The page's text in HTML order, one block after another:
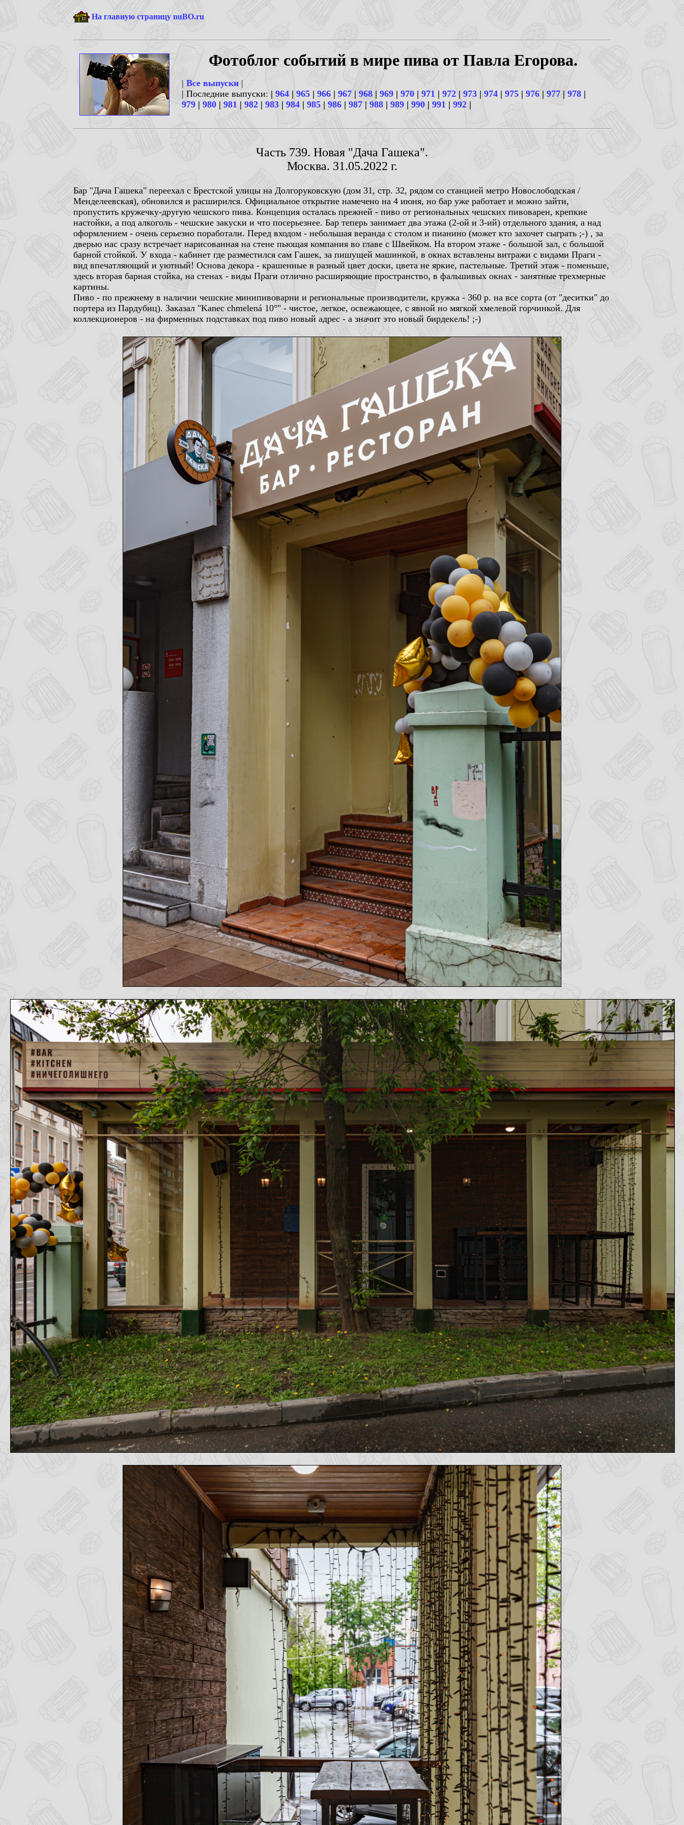
На главную страницу nuBO.ru
Фотоблог событий в мире пива от Павла Егорова.
| Все выпуски |
| Последние выпуски: | 964 | 965 | 966 | 967| 968 | 969 | 970 | 971 | 972 | 973 | 974 | 975 | 976| 977 | 978 |
979 | 980 | 981 | 982 | 983 | 984 | 985 | 986 | 987|988 | 989 | 990 | 991 | 992 |
Часть 739. Новая "Дача Гашека".
Москва. 31.05.2022 г.
Бар "Дача Гашека" переехал с Брестской улицы на Долгоруковскую (дом 31, стр. 32, рядом со станцией метро Новослободская /
Менделеевская), обновился и расширился. Официальное открытие намечено на 4 июня, но бар уже работает и можно зайти,
пропустить кружечку-другую чешского пива. Концепция осталась прежней - пиво от региональных чешских пивоварен, крепкие
настойки, а под алкоголь - чешские закуски и что посерьезнее. Бар теперь занимает два этажа (2-ой и 3-ий) отдельного здания, а над
оформлением - очень серьезно поработали. Перед входом - небольшая веранда с столом и пианино (может кто захочет сыграть ;-) , за
дверью нас сразу встречает нарисованная на стене пьющая компания во главе с Швейком. На втором этаже - большой зал, с большой
барной стойкой. У входа - кабинет где разместился сам Гашек, за пишущей машинкой, в окнах вставлены витражи с видами Праги -
вид впечатляющий и уютный! Основа декора - крашенные в разный цвет доски, цвета не яркие, пастельные. Третий этаж - поменьше,
здесь вторая барная стойка, на стенах - виды Праги отлично расширяющие пространство, в фальшивых окнах - занятные трехмерные
картины.
Пиво - по прежнему в наличии чешские минипивоварни и региональные производители, кружка - 360 р. на все сорта (от "деситки" до
портера из Пардубиц). Заказал "Kanec chmelená 10°" - чистое, легкое, освежающее, с явной но мягкой хмелевой горчинкой. Для
коллекционеров - на фирменных подставках под пиво новый адрес - а значит это новый бирдекель! ;-)